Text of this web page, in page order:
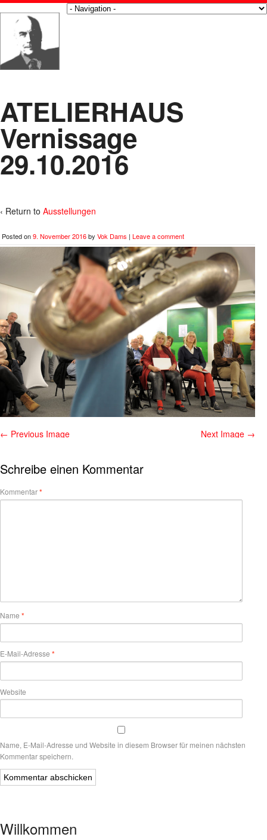
ATELIERHAUS
Vernissage
29.10.2016
‹ Return to Ausstellungen
Posted on9. November 2016by Vok Dams | Leave a comment
← Previous Image Next Image →
Schreibe einen Kommentar
Kommentar*
Name *
E-Mail-Adresse *
Website
Name, E-Mail-Adresse und Website in diesem Browser für meinen nächsten
Kommentar speichern.
Willkommen